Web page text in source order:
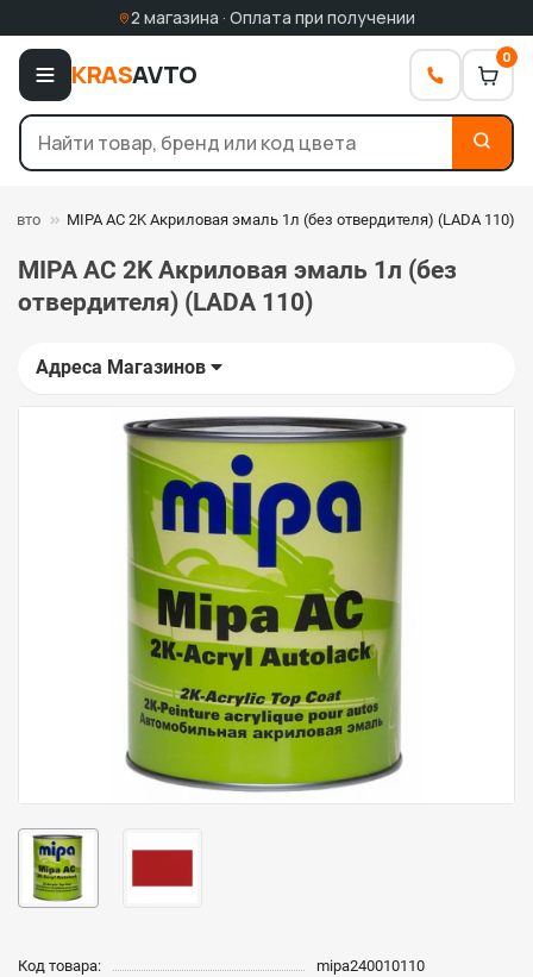
2 магазина · Оплата при получении
KRASAVTO
0
авто MIPA AC 2K Акриловая эмаль 1л (без отвердителя) (LADA 110)
MIPA AC 2K Акриловая эмаль 1л (без
отвердителя) (LADA 110)
Адреса Магазинов
Код товара:
mipa240010110